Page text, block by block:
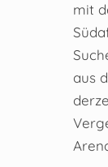
mit
aus